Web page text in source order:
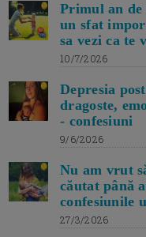
Primul an de
un sfat
sa vezi ca te
10/7/2026
Depresia
dragoste,
- confesiuni
9/6/2026
Nu am vrut
căutat până
confesiunile
27/3/2026